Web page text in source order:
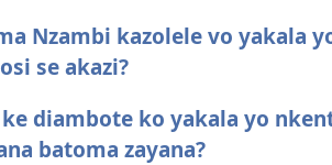
Nzambi kazolele vo yakala
se akazi?
diambote ko yakala yo
batoma zayana?